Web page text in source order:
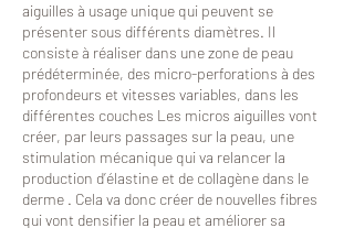
aiguilles à usage unique qui peuvent se
présenter sous différents diamètres. Il
consiste à réaliser dans une zone de peau
prédéterminée, des micro-perforations à des
profondeurs et vitesses variables, dans les
différentes couches Les micros aiguilles vont
créer, par leurs passages sur la peau, une
stimulation mécanique qui va relancer la
production d’élastine et de collagène dans le
derme . Cela va donc créer de nouvelles fibres
qui vont densifier la peau et améliorer sa